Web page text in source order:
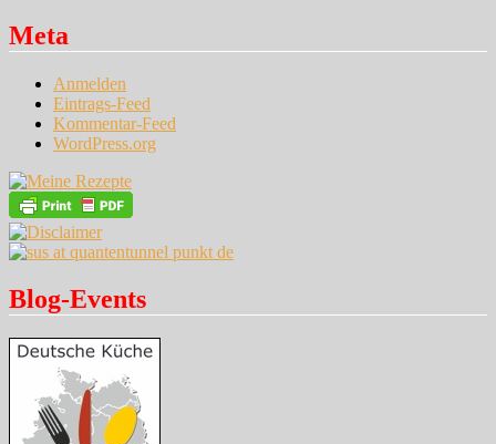
Meta
Anmelden
Eintrags-Feed
Kommentar-Feed
WordPress.org
Blog-Events